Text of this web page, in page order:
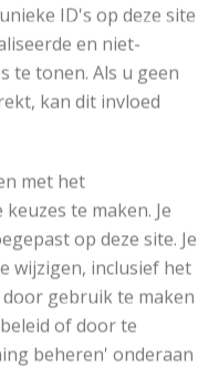
ID's op deze site
en niet-
te tonen. Als u geen
kan dit invloed
met het
te maken. Je
op deze site. Je
wijzigen, inclusief het
gebruik te maken
of door te
beheren' onderaan
ZACHT GAREN